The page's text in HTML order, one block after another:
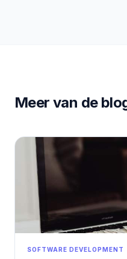
Meer van de
SOFTWARE DEVELOPMENT